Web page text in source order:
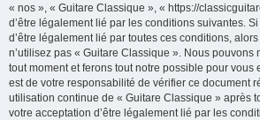
« nos », « Guitare Classique », « https://
d’être légalement lié par les conditions suivantes.
d’être légalement lié par toutes ces conditions, alors
n’utilisez pas « Guitare Classique ». Nous pouvons
tout moment et ferons tout notre possible pour vous
est de votre responsabilité de vérifier ce document
utilisation continue de « Guitare Classique » après
votre acceptation d’être légalement lié par les